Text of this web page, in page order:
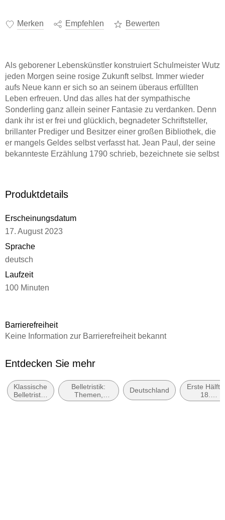
Merken Empfehlen Bewerten
Als geborener Lebenskünstler konstruiert Schulmeister Wutz
jeden Morgen seine rosige Zukunft selbst. Immer wieder
aufs Neue kann er sich so an seinem überaus erfüllten
Leben erfreuen. Und das alles hat der sympathische
Sonderling ganz allein seiner Fantasie zu verdanken. Denn
dank ihr ist er frei und glücklich, begnadeter Schriftsteller,
brillanter Prediger und Besitzer einer großen Bibliothek, die
er mangels Geldes selbst verfasst hat. Jean Paul, der seine
bekannteste Erzählung 1790 schrieb, bezeichnete sie selbst
Produktdetails
Erscheinungsdatum
17. August 2023
Sprache
deutsch
Laufzeit
100 Minuten
Sprecher/Sprecherin
Verlag/Hersteller
Produktart
CD
Barrierefreiheit
Keine Information zur Barrierefreiheit bekannt
Entdecken Sie mehr
Klassische
Belletristik:
allgemein
Belletristik:
Themen,
Stoffe, Motive:
Deutschland
Erste Hälfte
18.
Jahrhundert